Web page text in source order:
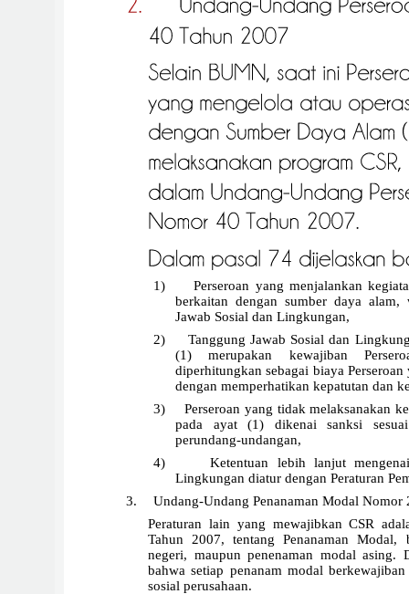
1)
Perseroan yang menjalankan
berkaitan dengan sumber daya alam,
Jawab Sosial dan Lingkungan,
2)
Tanggung Jawab Sosial dan
(1) merupakan kewajiban
diperhitungkan sebagai biaya
dengan memperhatikan kepatutan dan
3)
Perseroan yang tidak melaksanakan
pada ayat (1) dikenai sanksi
perundang-undangan,
4)
Ketentuan lebih lanjut
Lingkungan diatur dengan Peraturan
3.
Undang-Undang Penanaman Modal Nomor
Peraturan lain yang mewajibkan CSR
Tahun 2007, tentang Penanaman Modal,
negeri, maupun penenaman modal asing.
bahwa setiap penanam modal
sosial perusahaan.